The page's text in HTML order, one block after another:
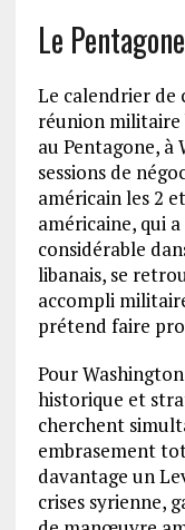
Le
Le calendrier de
réunion
au Pentagone, à
sessions de
américain les 2
américaine, qui
considérable
libanais, se
accompli
prétend faire
Pour
historique et
cherchent
embrasement
davantage un
crises syrienne,